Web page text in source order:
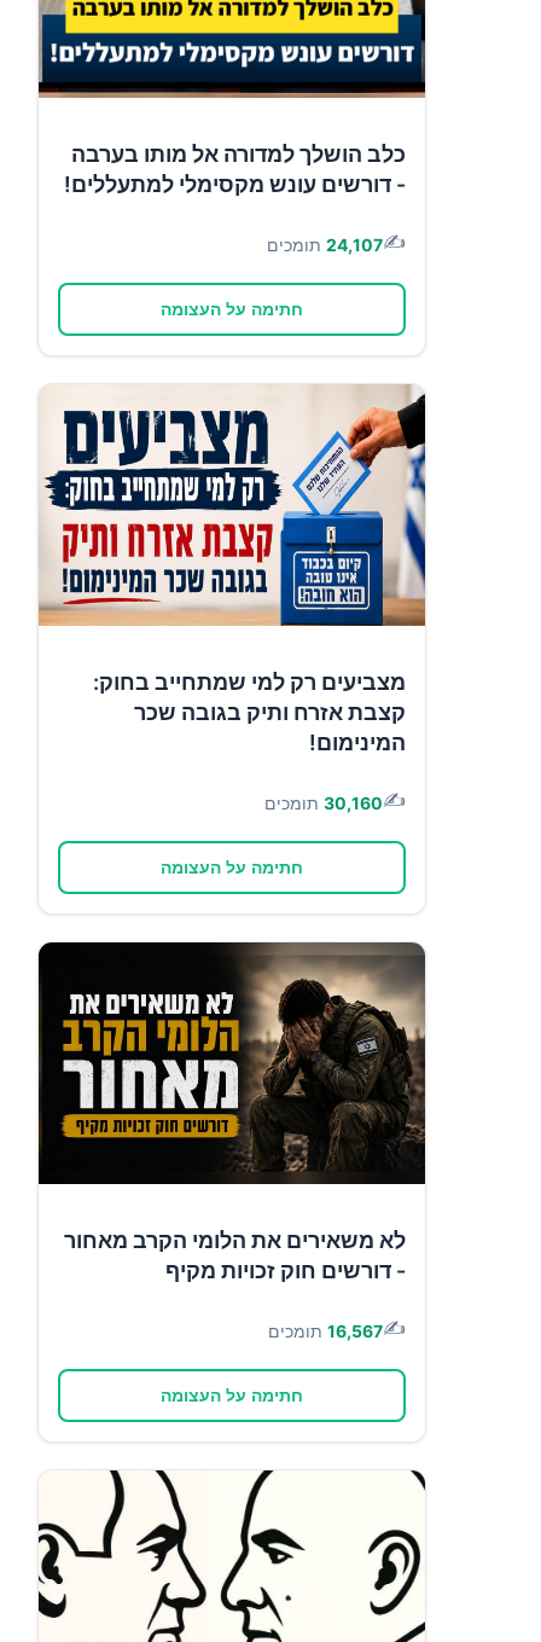
כלב הושלך למדורה אל מותו בערבה
- דורשים עונש מקסימלי למתעללים!
✍️
24,107 תומכים
חתימה על העצומה
מצביעים רק למי שמתחייב בחוק:
קצבת אזרח ותיק בגובה שכר
המינימום!
✍️
30,160 תומכים
חתימה על העצומה
לא משאירים את הלומי הקרב מאחור
- דורשים חוק זכויות מקיף
✍️
16,567 תומכים
חתימה על העצומה